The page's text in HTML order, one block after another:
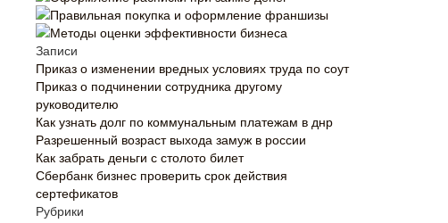
Правильная покупка и оформление франшизы
Методы оценки эффективности бизнеса
Записи
Приказ о изменении вредных условиях труда по соут
Приказ о подчинении сотрудника другому
руководителю
Как узнать долг по коммунальным платежам в днр
Разрешенный возраст выхода замуж в россии
Как забрать деньги с столото билет
Сбербанк бизнес проверить срок действия
сертефикатов
Рубрики